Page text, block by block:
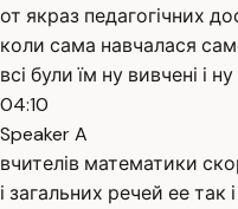
от якраз педагогічних
коли сама навчалася
всі були їм ну вивчені і
04:10
Speaker A
вчителів математики
і загальних речей ее